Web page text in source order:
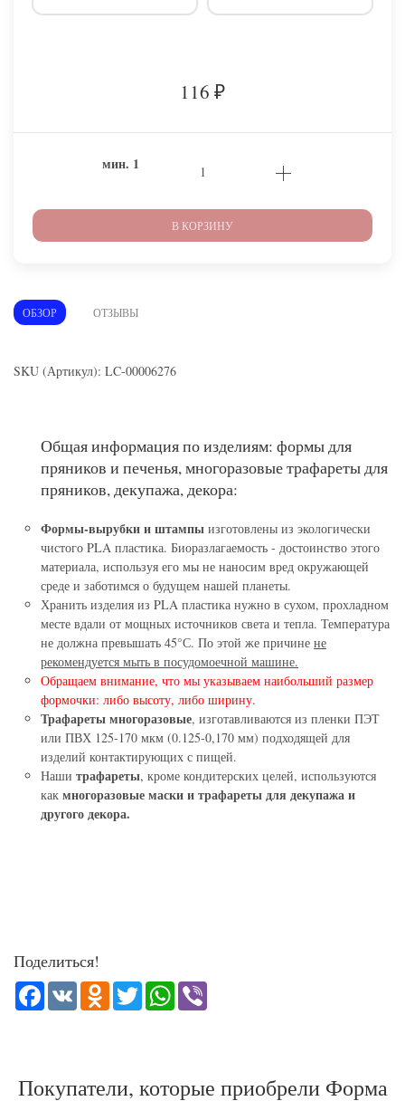
116 ₽
мин. 1
В КОРЗИНУ
ОБЗОР ОТЗЫВЫ
SKU (Артикул): LC-00006276
Общая информация по изделиям: формы для
пряников и печенья, многоразовые трафареты для
пряников, декупажа, декора:
Формы-вырубки и штампы изготовлены из экологически
чистого PLA пластика. Биоразлагаемость - достоинство этого
материала, используя его мы не наносим вред окружающей
среде и заботимся о будущем нашей планеты.
Хранить изделия из PLA пластика нужно в сухом, прохладном
месте вдали от мощных источников света и тепла. Температура
не должна превышать 45°С. По этой же причине не
рекомендуется мыть в посудомоечной машине.
Обращаем внимание, что мы указываем наибольший размер
формочки: либо высоту, либо ширину.
Трафареты многоразовые, изготавливаются из пленки ПЭТ
или ПВХ 125-170 мкм (0.125-0,170 мм) подходящей для
изделий контактирующих с пищей.
Наши трафареты, кроме кондитерских целей, используются
как многоразовые маски и трафареты для декупажа и
другого декора.
Поделиться!
Facebook
VK Odnoklassniki
TwitterWhatsApp
Покупатели, которые приобрели Форма